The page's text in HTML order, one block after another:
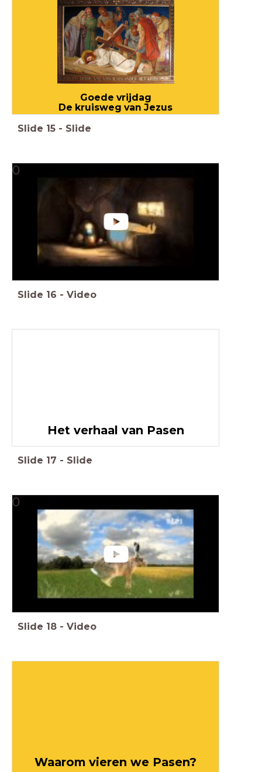
Goede vrijdag
De kruisweg van Jezus
Slide 15 - Slide
0
Slide 16 - Video
Het verhaal van Pasen
Slide 17 - Slide
0
Slide 18 - Video
Waarom vieren we Pasen?